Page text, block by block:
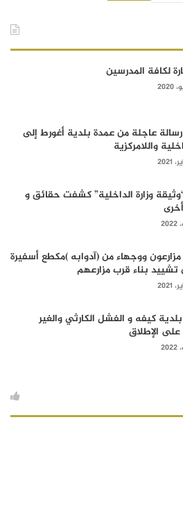
لكافة المدرسين
عاجلة من عمدة بلدية أغورط إلى
واللامركزية
وزارة الداخلية” كشفت حقائق و
ووجهاء من (آدوابه )مكطع أسفيرة
بناء قرب مزارعهم
كيفه و الفشل الكارثي والغير
الإطلاق